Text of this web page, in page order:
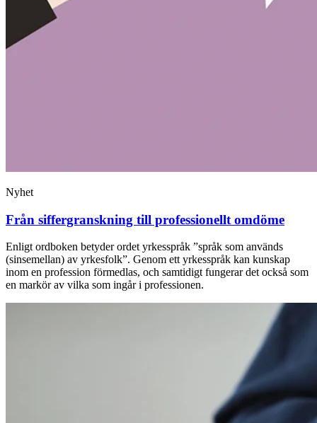
Nyhet
Från siffergranskning till professionellt omdöme
Enligt ordboken betyder ordet ­yrkesspråk ”språk som används
(sinsemellan) av ­yrkesfolk”. Genom ett yrkesspråk kan kunskap
inom en profession förmedlas, och samtidigt fungerar det också som
en markör av vilka som ingår i professionen.